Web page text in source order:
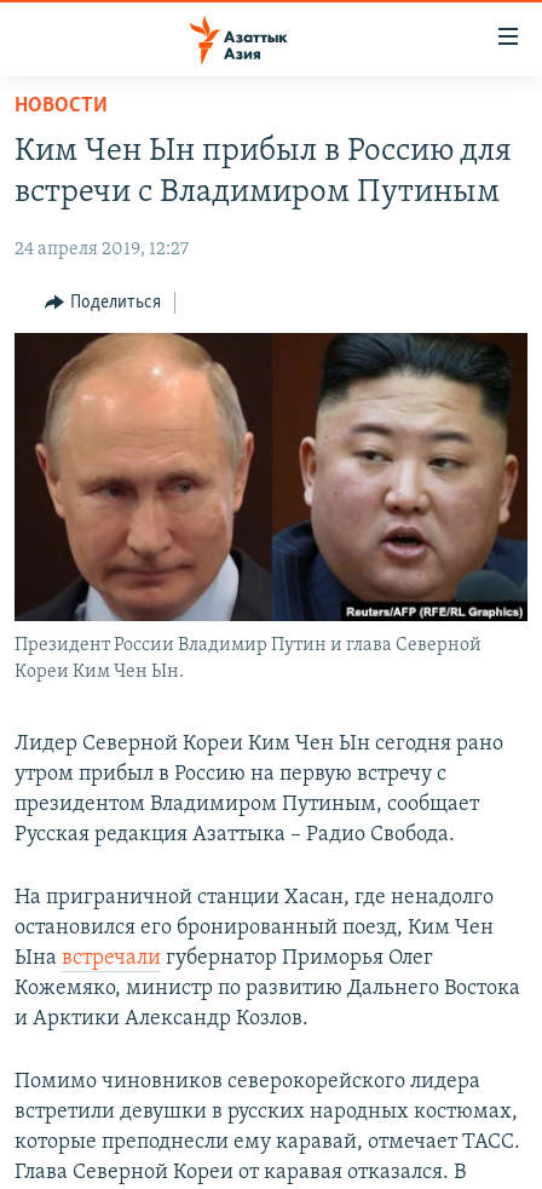
Вернуться
основному
содержанию
Вернутся
навигации
Вернутся
поиску
УЗБЕКИСТАН
ТАДЖИКИСТАН
ВОЙНА В УКРАИНЕ
НА ДРУГИХ ЯЗЫКАХ
ҚАЗАҚША
КЫРГЫЗЧА
ЎЗБЕКЧА
ТОҶИКӢ
TÜRKMENÇE
Все сайты РСЕ/РС
НОВОСТИ
Ким Чен Ын прибыл в Россию для
встречи с Владимиром Путиным
24 апреля 2019, 12:27
Поделиться
Президент России Владимир Путин и глава Северной
Кореи Ким Чен Ын.
Лидер Северной Кореи Ким Чен Ын сегодня рано
утром прибыл в Россию на первую встречу с
президентом Владимиром Путиным, сообщает
Русская редакция Азаттыка – Радио Свобода.
На приграничной станции Хасан, где ненадолго
остановился его бронированный поезд, Ким Чен
Ына встречали губернатор Приморья Олег
Кожемяко, министр по развитию Дальнего Востока
и Арктики Александр Козлов.
Помимо чиновников северокорейского лидера
встретили девушки в русских народных костюмах,
которые преподнесли ему каравай, отмечает ТАСС.
Глава Северной Кореи от каравая отказался. В